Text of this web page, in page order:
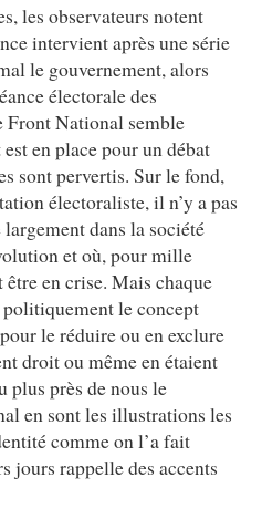
les observateurs notent
intervient après une série
le gouvernement, alors
électorale des
Front National semble
en place pour un débat
sont pervertis. Sur le fond,
électoraliste, il n’y a pas
dans la société
et où, pour mille
être en crise. Mais chaque
le concept
le réduire ou en exclure
droit ou même en étaient
plus près de nous le
en sont les illustrations les
comme on l’a fait
jours rappelle des accents